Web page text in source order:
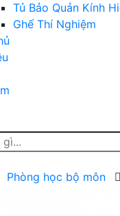
Tủ Bảo Quản Kính
Ghế Thí Nghiệm
Phòng học bộ môn